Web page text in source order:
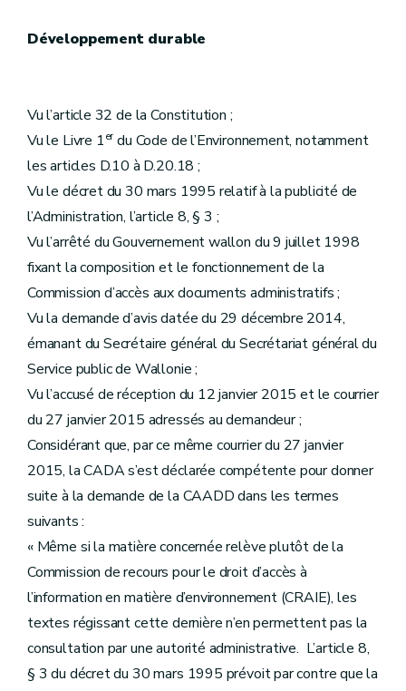
Développement durable
Vu l’article 32 de la Constitution ;
Vu le Livre 1erdu Code de l’Environnement, notamment
les articles D.10 à D.20.18 ;
Vu le décret du 30 mars 1995 relatif à la publicité de
l’Administration, l’article 8, § 3 ;
Vu l’arrêté du Gouvernement wallon du 9 juillet 1998
fixant la composition et le fonctionnement de la
Commission d’accès aux documents administratifs ;
Vu la demande d’avis datée du 29 décembre 2014,
émanant du Secrétaire général du Secrétariat général du
Service public de Wallonie ;
Vu l’accusé de réception du 12 janvier 2015 et le courrier
du 27 janvier 2015 adressés au demandeur ;
Considérant que, par ce même courrier du 27 janvier
2015, la CADA s’est déclarée compétente pour donner
suite à la demande de la CAADD dans les termes
suivants :
« Même si la matière concernée relève plutôt de la
Commission de recours pour le droit d’accès à
l’information en matière d’environnement (CRAIE), les
textes régissant cette dernière n’en permettent pas la
consultation par une autorité administrative. L’article 8,
§ 3 du décret du 30 mars 1995 prévoit par contre que la